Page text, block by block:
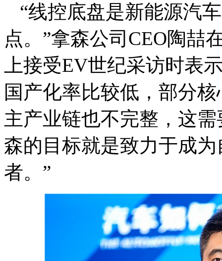
“线控底盘是新能源汽
点。”拿森公司CEO陶喆
上接受EV世纪采访时表
国产化率比较低，部分
主产业链也不完整，这
森的目标就是致力于成
者。”